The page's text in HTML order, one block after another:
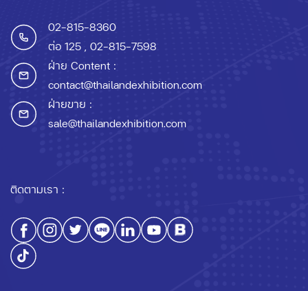
02-815-8360
ต่อ 125 , 02-815-7598
ฝ่าย Content :
contact@thailandexhibition.com
ฝ่ายขาย :
sale@thailandexhibition.com
ติดตามเรา :